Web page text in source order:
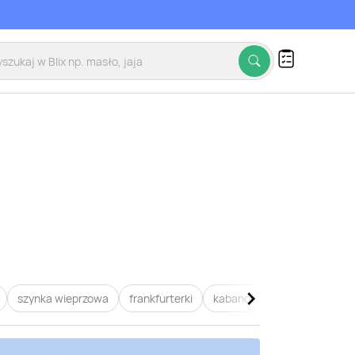
szynka wieprzowa frankfurterki kabanosy